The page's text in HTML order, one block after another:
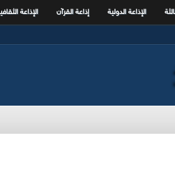
الإذاعة الدولية إذاعة القرآن الإذاعة